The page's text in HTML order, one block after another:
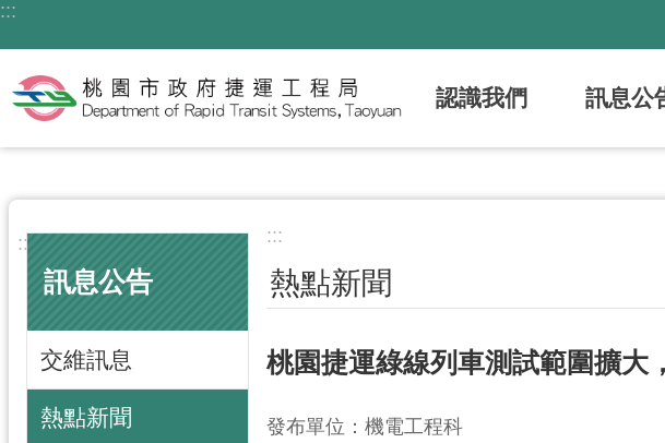
跳到主要內容區塊
:::
認識我們 訊息公
:::
訊息公告
交維訊息
熱點新聞
:::
熱點新聞
桃園捷運綠線列車測試範圍擴大
發布單位：機電工程科